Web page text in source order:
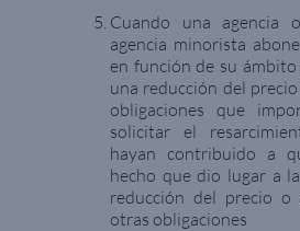
Cuando una agencia
agencia minorista
en función de su ámbito
una reducción del
obligaciones que
solicitar el
hayan contribuido a
hecho que dio lugar a
reducción del precio
otras obligaciones